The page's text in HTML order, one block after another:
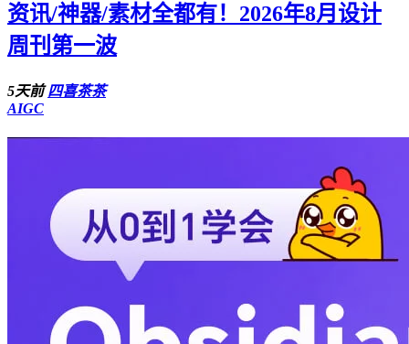
资讯/神器/素材全都有！2026年8月设计
周刊第一波
5天前四喜茶茶
AIGC